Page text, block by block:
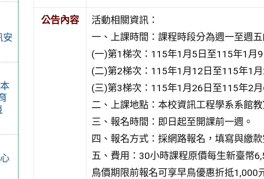
安
公告內容
活動相關資訊：
一、上課時間：課程時段分為週一至週
(一)第1梯次：115年1月5日至115年1月9
(二)第2梯次：115年1月12日至115年1月
(三)第3梯次：115年1月26日至115年2月
二、上課地點：本校資訊工程學系系館教
三、報名時間：即日起至開課前一週。
四、報名方式：採網路報名，填寫與繳
五、費用：30小時課程原價每生新臺幣
鳥價期限前報名可享早鳥優惠折抵1,000